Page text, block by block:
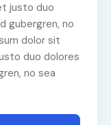
justo duo
gubergren, no
dolor sit
duo dolores
no sea